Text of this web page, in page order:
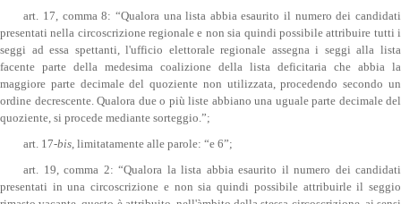
art. 17, comma 8: “Qualora una lista abbia esaurito il numero dei candidati
presentati nella circoscrizione regionale e non sia quindi possibile attribuire tutti i
seggi ad essa spettanti, l'ufficio elettorale regionale assegna i seggi alla lista
facente parte della medesima coalizione della lista deficitaria che abbia la
maggiore parte decimale del quoziente non utilizzata, procedendo secondo un
ordine decrescente. Qualora due o più liste abbiano una uguale parte decimale del
quoziente, si procede mediante sorteggio.”;
art. 17-bis, limitatamente alle parole: “e 6”;
art. 19, comma 2: “Qualora la lista abbia esaurito il numero dei candidati
presentati in una circoscrizione e non sia quindi possibile attribuirle il seggio